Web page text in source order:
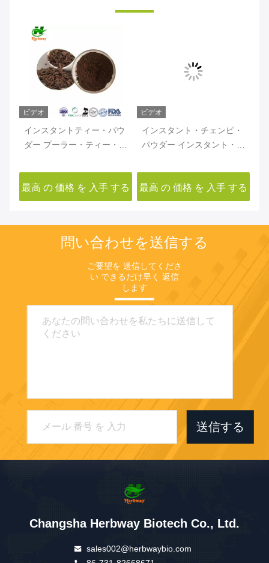
ビデオ
インスタントティー・パウ
ダー プーラー・ティー・パ
Erh ティー・パウダー
最高 の 価格 を 入手 する
ビデオ
インスタント・チェンピ・
パウダー インスタント・ド
ル・パウダー ドライ・オレ
ンジ・ピール・パウダー
最高 の 価格 を 入手 する
問い合わせを送信する
ご要望を 送信してくださ
い できるだけ早く 返信
します
送信する
Changsha Herbway Biotech Co., Ltd.
sales002@herbwaybio.com